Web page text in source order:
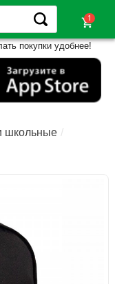
shopping_cart
покупки удобнее!
школьные